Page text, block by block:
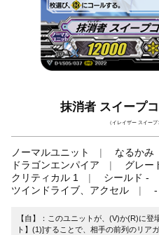
抹消者 スイープ
（イレイザー スイープ
ノーマルユニット なるかみ
ドラゴンエンパイア
グレー
クリティカル 1
シールド -
ツインドライブ、アクセル
-
【自】：このユニットが、(V)か(R)に
ト】(1)]することで、相手の前列のリア